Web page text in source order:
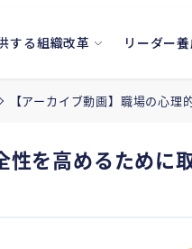
する組織改革 リーダー
【アーカイブ動画】職場の心
性を高めるために